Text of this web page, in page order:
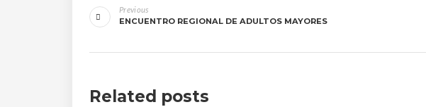
de
entradas
Previous
ENCUENTRO REGIONAL DE ADULTOS MAYORES
Related posts